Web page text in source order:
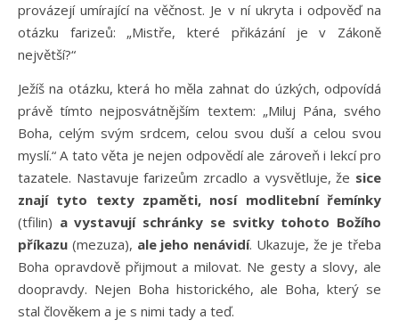
provázejí umírající na věčnost. Je v ní ukryta i odpověď na
otázku farizeů: „Mistře, které přikázání je v Zákoně
největší?“
Ježíš na otázku, která ho měla zahnat do úzkých, odpovídá
právě tímto nejposvátnějším textem: „Miluj Pána, svého
Boha, celým svým srdcem, celou svou duší a celou svou
myslí.“ A tato věta je nejen odpovědí ale zároveň i lekcí pro
tazatele. Nastavuje farizeům zrcadlo a vysvětluje, že sice
znají tyto texty zpaměti, nosí modlitební řemínky
(tfilin) a vystavují schránky se svitky tohoto Božího
příkazu (mezuza), ale jeho nenávidí. Ukazuje, že je třeba
Boha opravdově přijmout a milovat. Ne gesty a slovy, ale
doopravdy. Nejen Boha historického, ale Boha, který se
stal člověkem a je s nimi tady a teď.